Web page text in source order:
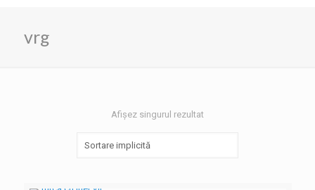
vrg
Afișez singurul rezultat